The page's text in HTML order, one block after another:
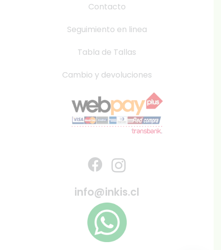
Contacto
Seguimiento en linea
Tabla de Tallas
Cambio y devoluciones
info@inkis.cl